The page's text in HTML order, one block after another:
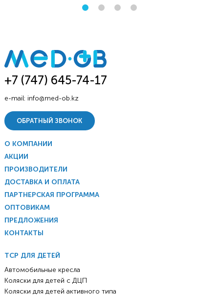
+7 (747) 645-74-17
e-mail: info@med-ob.kz
ОБРАТНЫЙ ЗВОНОК
О КОМПАНИИ
АКЦИИ
ПРОИЗВОДИТЕЛИ
ДОСТАВКА И ОПЛАТА
ПАРТНЕРСКАЯ ПРОГРАММА
ОПТОВИКАМ
ПРЕДЛОЖЕНИЯ
КОНТАКТЫ
ТСР ДЛЯ ДЕТЕЙ
Автомобильные кресла
Коляски для детей с ДЦП
Коляски для детей активного типа